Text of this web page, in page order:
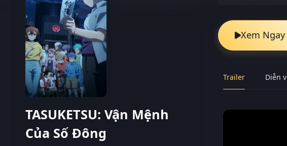
TASUKETSU: Vận Mệnh
Của Số Đông
Xem Ngay
Trailer Diễn